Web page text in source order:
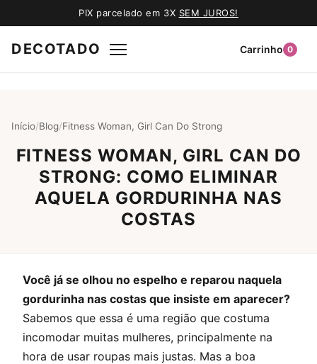
PIX parcelado em 3X SEM JUROS!
DECOTADO Carrinho 0
Início/Blog/Fitness Woman, Girl Can Do Strong
FITNESS WOMAN, GIRL CAN DO
STRONG: COMO ELIMINAR
AQUELA GORDURINHA NAS
COSTAS
Você já se olhou no espelho e reparou naquela
gordurinha nas costas que insiste em aparecer?
Sabemos que essa é uma região que costuma
incomodar muitas mulheres, principalmente na
hora de usar roupas mais justas. Mas a boa